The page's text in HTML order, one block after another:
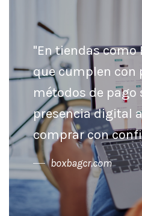
"En tiendas como
que cumplen con
métodos de pago
presencia digital
comprar con
boxbagcr.com